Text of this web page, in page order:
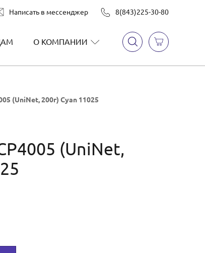
Написать в мессенджер 8(843)225-30-80
О КОМПАНИИ
(UniNet, 200г) Cyan 11025
(UniNet,